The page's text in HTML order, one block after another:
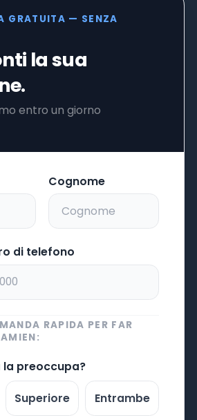
GRATUITA — SENZA
la sua
entro un giorno
Cognome
di telefono
RAPIDA PER FAR
preoccupa?
Superiore Entrambe